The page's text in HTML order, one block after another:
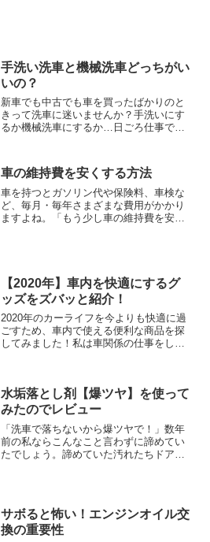
手洗い洗車と機械洗車どっちがい
いの？
新車でも中古でも車を買ったばかりのと
きって洗車に迷いませんか？手洗いにす
るか機械洗車にするか…日ごろ仕事で車
いです。「高級車だから機械洗車なんて
ありえない」「古くて安い...
車の維持費を安くする方法
車を持つとガソリン代や保険料、車検な
ど、毎月・毎年さまざまな費用がかかり
ますよね。「もう少し車の維持費を安く
【2020年】車内を快適にするグ
ッズをズバッと紹介！
2020年のカーライフを今よりも快適に過
ごすため、車内で使える便利な商品を探
してみました！私は車関係の仕事をして
が多いというのは商品...
水垢落とし剤【爆ツヤ】を使って
みたのでレビュー
「洗車で落ちないから爆ツヤで！」数年
前の私ならこんなこと言わずに諦めてい
たでしょう。諦めていた汚れたちドアノ
サボると怖い！エンジンオイル交
換の重要性